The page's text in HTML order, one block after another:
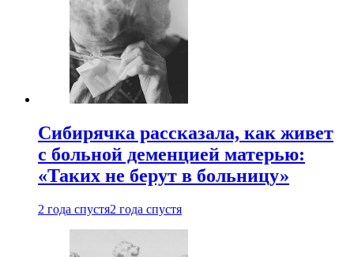
Сибирячка рассказала, как живет
с больной деменцией матерью:
«Таких не берут в больницу»
2 года спустя2 года спустя